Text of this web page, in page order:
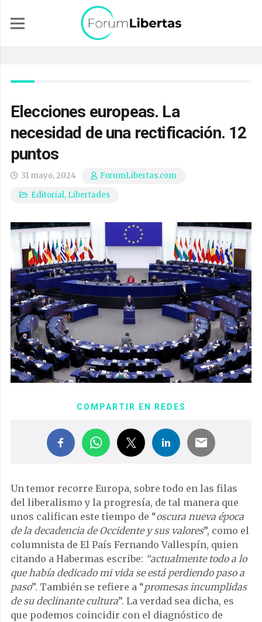
Elecciones europeas. La
necesidad de una rectificación. 12
puntos
31 mayo, 2024
ForumLibertas.com
Editorial, Libertades
COMPARTIR EN REDES
Un temor recorre Europa, sobre todo en las filas
del liberalismo y la progresía, de tal manera que
unos califican este tiempo de “oscura nueva época
de la decadencia de Occidente y sus valores”, como el
columnista de El País Fernando Vallespín, quien
citando a Habermas escribe: “actualmente todo a lo
que había dedicado mi vida se está perdiendo paso a
paso”. También se refiere a “promesas incumplidas
de su declinante cultura”. La verdad sea dicha, es
que podemos coincidir con el diagnóstico de